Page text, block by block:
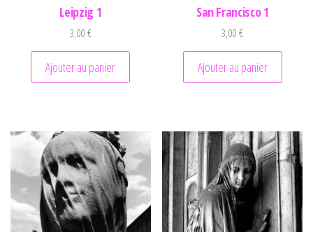
Leipzig 1
3,00€
Ajouter au panier
San Francisco 1
3,00€
Ajouter au panier